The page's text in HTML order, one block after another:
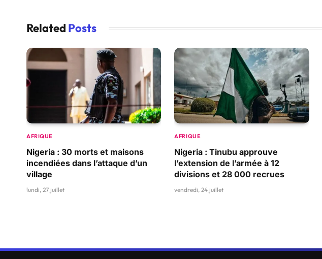
Related Posts
AFRIQUE
Nigeria : 30 morts et maisons
incendiées dans l’attaque d’un
village
lundi, 27 juillet
AFRIQUE
Nigeria : Tinubu approuve
l’extension de l’armée à 12
divisions et 28 000 recrues
vendredi, 24 juillet